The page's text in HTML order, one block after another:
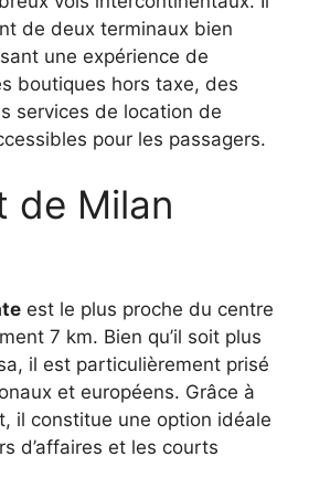
de deux terminaux bien
une expérience de
boutiques hors taxe, des
services de location de
pour les passagers.
de Milan
est le plus proche du centre
7 km. Bien qu’il soit plus
il est particulièrement prisé
et européens. Grâce à
il constitue une option idéale
d’affaires et les courts